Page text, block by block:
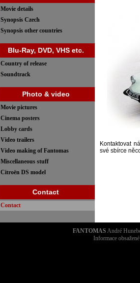
Movie details
Synopsis Czech
Synopsis other countries
Blu-Ray, DVD, VHS etc.
Country of release
Soundtrack
Photo & video
Movie pictures
Cinema posters
Lobby cards
Video trailers
Video making of Fantomas
Miscellaneous stuff
Citroën DS model
Contact
Contact
Kontaktovat
své sbírce
FANTOMAS André
Informace